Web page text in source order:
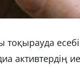
активтердің